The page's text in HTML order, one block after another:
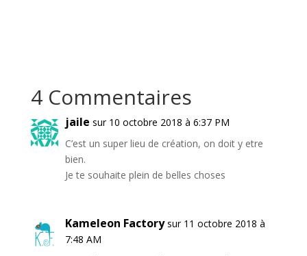
4 Commentaires
jaile sur 10 octobre 2018 à 6:37 PM
C’est un super lieu de création, on doit y etre
bien.
Je te souhaite plein de belles choses
Kameleon Factory sur 11 octobre 2018 à
7:48 AM